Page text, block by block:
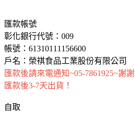
匯款帳號
彰化銀行代號：009
帳號：61310111156600
戶名：榮祺食品工業股份有限公司
匯款後請來電通知~05-7861925~謝謝
匯款後3-7天出貨！
自取